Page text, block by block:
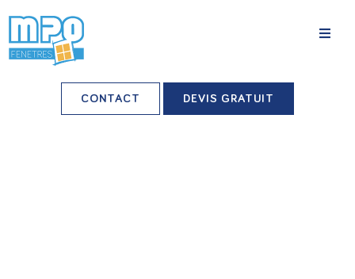
Nos agences
CONTACT DEVIS GRATUIT